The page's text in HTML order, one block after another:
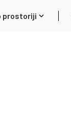
prostoriji